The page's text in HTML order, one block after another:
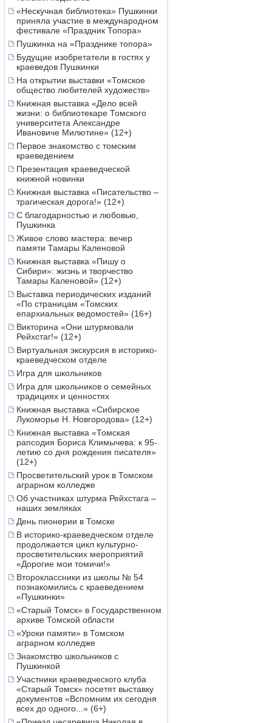
«Нескучная библиотека» Пушкинки
приняла участие в международном
фестивале «Праздник Топора»
Пушкинка на «Празднике топора»
Будущие изобретатели в гостях у
краеведов Пушкинки
На открытии выставки «Томское
общество любителей художеств»
Книжная выставка «Дело всей
жизни: о библиотекаре Томского
университета Александре
Ивановиче Милютине» (12+)
Первое знакомство с томским
краеведением
Презентация краеведческой
книжной новинки
Книжная выставка «Писательство –
трагическая дорога!» (12+)
С благодарностью и любовью,
Пушкинка
Живое слово мастера: вечер
памяти Тамары Каленовой
Книжная выставка «Пишу о
Сибири»: жизнь и творчество
Тамары Каленовой» (12+)
Выставка периодических изданий
«По страницам «Томских
епархиальных ведомостей» (16+)
Викторина «Они штурмовали
Рейхстаг!» (12+)
Виртуальная экскурсия в историко-
краеведческом отделе
Игра для школьников
Игра для школьников о семейных
традициях и ценностях
Книжная выставка «Сибирское
Лукоморье Н. Новгородова» (12+)
Книжная выставка «Томская
рапсодия Бориса Климычева: к 95-
летию со дня рождения писателя»
(12+)
Просветительский урок в Томском
аграрном колледже
Об участниках штурма Рейхстага –
наших земляках
День пионерии в Томске
В историко-краеведческом отделе
продолжается цикл культурно-
просветительских мероприятий
«Дорогие мои томичи!»
Второклассники из школы № 54
познакомились с краеведением
«Пушкинки»
«Старый Томск» в Государственном
архиве Томской области
«Уроки памяти» в Томском
аграрном колледже
Знакомство школьников с
Пушкинкой
Участники краеведческого клуба
«Старый Томск» посетят выставку
документов «Вспомним их сегодня
всех до одного...» (6+)